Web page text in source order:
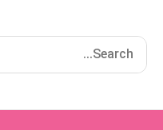
Search
for: